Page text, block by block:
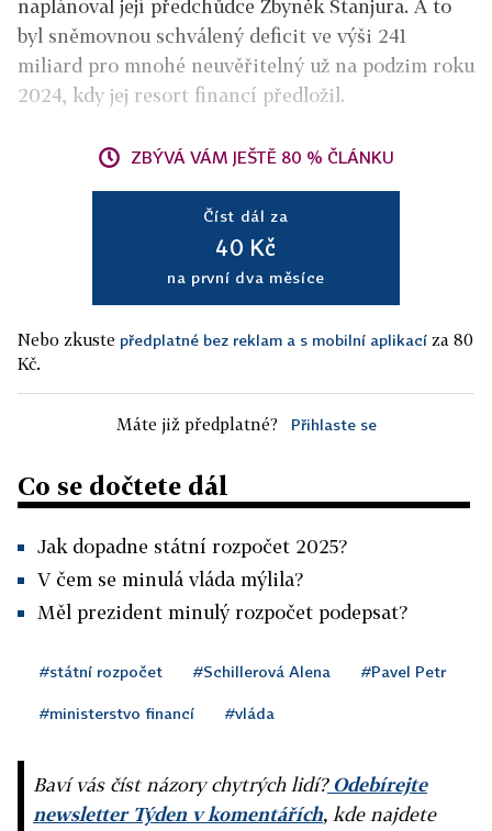
naplánoval její předchůdce Zbyněk Stanjura. A to
byl sněmovnou schválený deficit ve výši 241
miliard pro mnohé neuvěřitelný už na podzim roku
2024, kdy jej resort financí předložil.
ZBÝVÁ VÁM JEŠTĚ 80 % ČLÁNKU
Číst dál za
40 Kč
na první dva měsíce
Nebo zkuste předplatné bez reklam a s mobilní aplikací za 80
Kč.
Máte již předplatné? Přihlaste se
Co se dočtete dál
Jak dopadne státní rozpočet 2025?
V čem se minulá vláda mýlila?
Měl prezident minulý rozpočet podepsat?
#státní rozpočet #Schillerová Alena #Pavel Petr
#ministerstvo financí #vláda
Baví vás číst názory chytrých lidí?Odebírejte
newsletter Týden v komentářích, kde najdete